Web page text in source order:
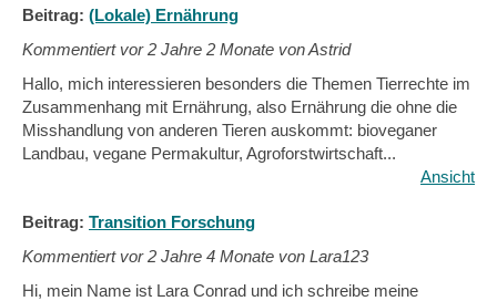
Beitrag: (Lokale) Ernährung
Kommentiert vor2 Jahre 2 Monate von Astrid
Hallo, mich interessieren besonders die Themen Tierrechte im
Zusammenhang mit Ernährung, also Ernährung die ohne die
Misshandlung von anderen Tieren auskommt: bioveganer
Landbau, vegane Permakultur, Agroforstwirtschaft...
Ansicht
Beitrag: Transition Forschung
Kommentiert vor2 Jahre 4 Monate von Lara123
Hi, mein Name ist Lara Conrad und ich schreibe meine